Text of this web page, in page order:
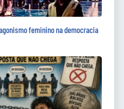
feminino na democracia